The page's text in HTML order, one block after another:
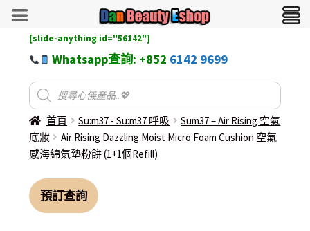
[slide-anything id="56142"]
Whatsapp查詢: +852 6142 9699
首頁 Su:m37 - Su:m37 呼吸
Sum37 – Air Rising 空氣
底妝
Air Rising Dazzling Moist Micro Foam Cushion 空氣
感海綿氣墊粉餅 (1+1個Refill)
預訂查詢